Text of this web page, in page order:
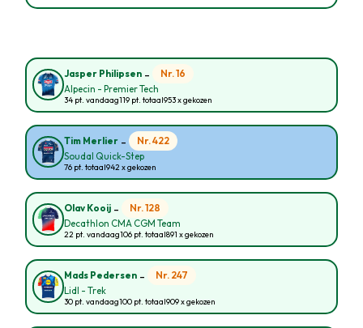
Jasper Philipsen - Nr. 16
Alpecin - Premier Tech
34 pt. vandaag119 pt. totaal953 x gekozen
Tim Merlier - Nr. 422
Soudal Quick-Step
76 pt. totaal942 x gekozen
Olav Kooij - Nr. 128
Decathlon CMA CGM Team
22 pt. vandaag106 pt. totaal891 x gekozen
Mads Pedersen - Nr. 247
Lidl - Trek
30 pt. vandaag100 pt. totaal909 x gekozen